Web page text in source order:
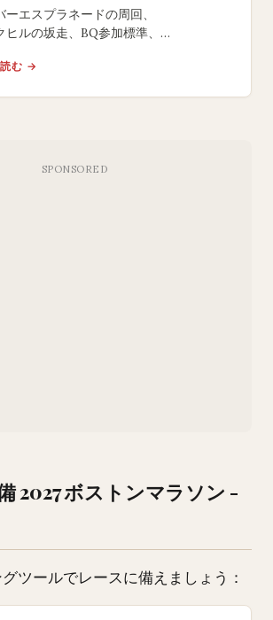
エスプラネードの周回、
ルの坂走、BQ参加標準、
ング首都を走る・訪れる前に。
む →
2027 ボストンマラソン -
ツールでレースに備えましょう：